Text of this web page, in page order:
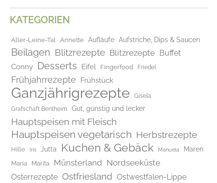
KATEGORIEN
Aller-Leine-Tal Annette Aufläufe Aufstriche, Dips & Saucen
Beilagen Blitzrezepte Blitzrezepte Buffet
Conny Desserts Eifel Fingerfood Friedel
Frühjahrrezepte Frühstück
Ganzjährigrezepte
Gisela
Grafschaft Bentheim
Gut, günstig und lecker
Hauptspeisen mit Fleisch
Hauptspeisen vegetarisch Herbstrezepte
Hille Iris Jutta Kuchen & Gebäck Manuela Maren
Maria Marita Münsterland Nordseeküste
Osterrezepte Ostfriesland Ostwestfalen-Lippe